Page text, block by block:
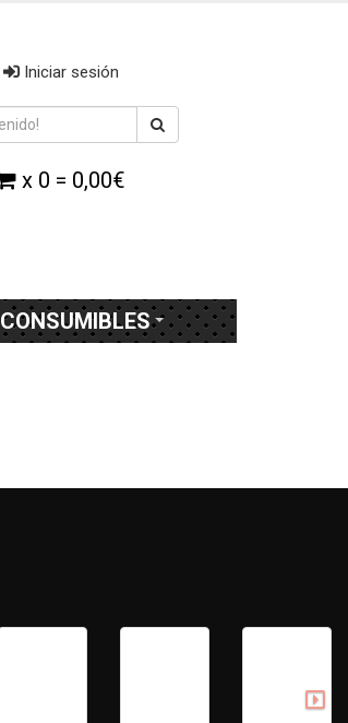
Iniciar sesión
x 0 = 0,00€
CONSUMIBLES